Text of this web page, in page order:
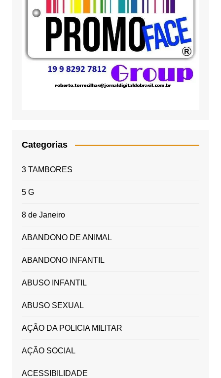
Categorias
3 TAMBORES
5 G
8 de Janeiro
ABANDONO DE ANIMAL
ABANDONO INFANTIL
ABUSO INFANTIL
ABUSO SEXUAL
AÇÃO DA POLICIA MILITAR
AÇÃO SOCIAL
ACESSIBILIDADE